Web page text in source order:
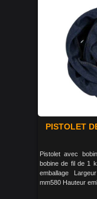
PISTOLET
Pistolet avec
bobine de fil de 1
emballage
mm580 Hauteur